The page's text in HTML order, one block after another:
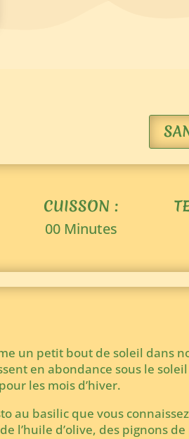
CUISSON :
00 Minutes
un petit bout de soleil dans
en abondance sous le
les mois d’hiver.
au basilic que vous
l’huile d’olive, des pignons